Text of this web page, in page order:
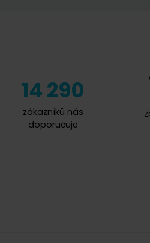
14 290
zákazníků nás
doporučuje